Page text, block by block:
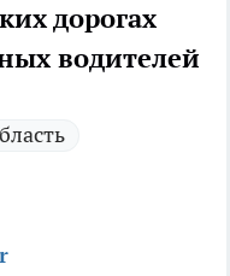
дорогах
водителей